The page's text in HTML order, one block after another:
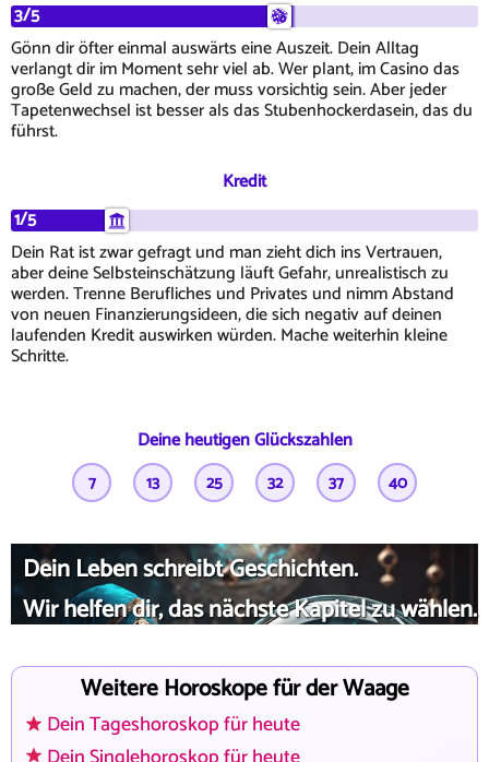
3/5
Gönn dir öfter einmal auswärts eine Auszeit. Dein Alltag
verlangt dir im Moment sehr viel ab. Wer plant, im Casino das
große Geld zu machen, der muss vorsichtig sein. Aber jeder
Tapetenwechsel ist besser als das Stubenhockerdasein, das du
führst.
Kredit
1/5
Dein Rat ist zwar gefragt und man zieht dich ins Vertrauen,
aber deine Selbsteinschätzung läuft Gefahr, unrealistisch zu
werden. Trenne Berufliches und Privates und nimm Abstand
von neuen Finanzierungsideen, die sich negativ auf deinen
laufenden Kredit auswirken würden. Mache weiterhin kleine
Schritte.
Deine heutigen Glückszahlen
7 13 25 32 37 40
Dein Leben schreibt Geschichten.
Wir helfen dir, das nächste Kapitel zu wählen.
Weitere Horoskope für der Waage
Dein Tageshoroskop für heute